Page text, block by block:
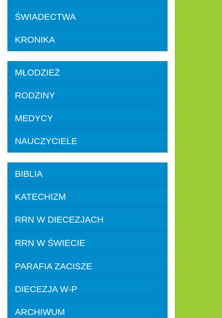
ŚWIADECTWA
KRONIKA
MŁODZIEŻ
RODZINY
MEDYCY
NAUCZYCIELE
BIBLIA
KATECHIZM
RRN W DIECEZJACH
RRN W ŚWIECIE
PARAFIA ZACISZE
DIECEZJA W-P
ARCHIWUM